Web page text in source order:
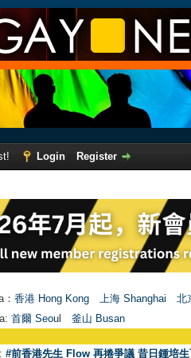
Login Register
香港 Hong Kong 上海 Shanghai
北
首爾 Seou 釜山 Busan
#前香港先生 Flow 再捲爭議 昔日鍾培